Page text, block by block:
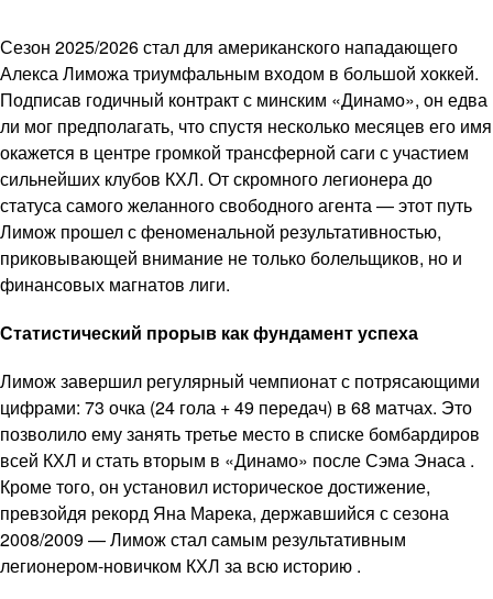
Сезон 2025/2026 стал для американского нападающего
Алекса Лиможа триумфальным входом в большой хоккей.
Подписав годичный контракт с минским «Динамо», он едва
ли мог предполагать, что спустя несколько месяцев его имя
окажется в центре громкой трансферной саги с участием
сильнейших клубов КХЛ. От скромного легионера до
статуса самого желанного свободного агента — этот путь
Лимож прошел с феноменальной результативностью,
приковывающей внимание не только болельщиков, но и
финансовых магнатов лиги.
Статистический прорыв как фундамент успеха
Лимож завершил регулярный чемпионат с потрясающими
цифрами: 73 очка (24 гола + 49 передач) в 68 матчах. Это
позволило ему занять третье место в списке бомбардиров
всей КХЛ и стать вторым в «Динамо» после Сэма Энаса .
Кроме того, он установил историческое достижение,
превзойдя рекорд Яна Марека, державшийся с сезона
2008/2009 — Лимож стал самым результативным
легионером-новичком КХЛ за всю историю .